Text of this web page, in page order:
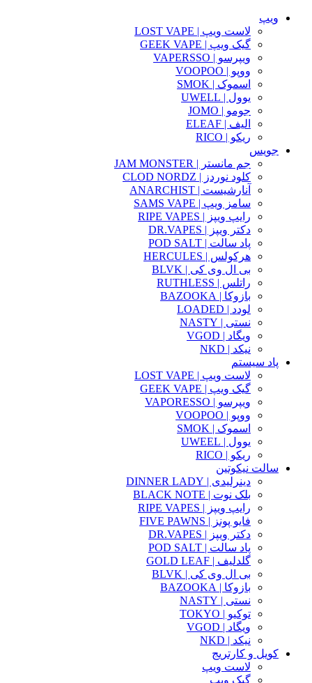
ویپ
لاست ویپ | LOST VAPE
گیک ویپ | GEEK VAPE
ویپرسو | VAPERSSO
ووپو | VOOPOO
اسموک | SMOK
یوول | UWELL
جومو | JOMO
الیف | ELEAF
ریکو | RICO
جویس
جم مانستر | JAM MONSTER
کلود نوردز | CLOD NORDZ
آنارشیست | ANARCHIST
سامز ویپ | SAMS VAPE
رایپ ویپز | RIPE VAPES
دکتر ویپز | DR.VAPES
پاد سالت | POD SALT
هرکولس | HERCULES
بی ال وی کی | BLVK
راتلس | RUTHLESS
بازوکا | BAZOOKA
لودد | LOADED
نستی | NASTY
ویگاد | VGOD
نیکد | NKD
پاد سیستم
لاست ویپ | LOST VAPE
گیک ویپ | GEEK VAPE
ویپرسو | VAPORESSO
ووپو | VOOPOO
اسموک | SMOK
یوول | UWEEL
ریکو | RICO
سالت نیکوتین
دینرلیدی | DINNER LADY
بلک نوت | BLACK NOTE
رایپ ویپز | RIPE VAPES
فایو پونز | FIVE PAWNS
دکتر ویپز | DR.VAPES
پاد سالت | POD SALT
گلدلیف | GOLD LEAF
بی ال وی کی | BLVK
بازوکا | BAZOOKA
نستی | NASTY
توکیو | TOKYO
ویگاد | VGOD
نیکد | NKD
کویل و کارتریج
لاست ویپ
گیک ویپ